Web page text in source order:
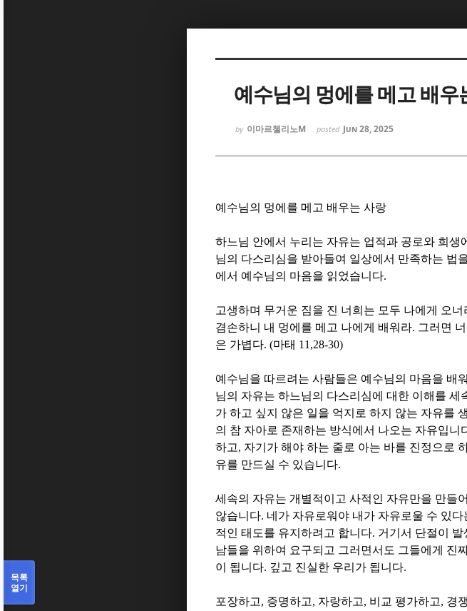
예수님의 멍에를 메고 배우
by 이마르첼리노M posted Jun 28, 2025
예수님의 멍에를 메고 배우는 사랑
하느님 안에서 누리는 자유는 업적과 공로와 희생
님의 다스리심을 받아들여 일상에서 만족하는 법
에서 예수님의 마음을 읽었습니다.
고생하며 무거운 짐을 진 너희는 모두 나에게 오너
겸손하니 내 멍에를 메고 나에게 배워라. 그러면
은 가볍다. (마태 11,28-30)
예수님을 따르려는 사람들은 예수님의 마음을 배
님의 자유는 하느님의 다스리심에 대한 이해를
가 하고 싶지 않은 일을 억지로 하지 않는 자유를
의 참 자아로 존재하는 방식에서 나오는 자유입니
하고, 자기가 해야 하는 줄로 아는 바를 진정으로
유를 만드실 수 있습니다.
세속의 자유는 개별적이고 사적인 자유만을 만들
않습니다. 네가 자유로워야 내가 자유로울 수 있
적인 태도를 유지하려고 합니다. 거기서 단절이
남들을 위하여 요구되고 그러면서도 그들에게 진
이 됩니다. 깊고 진실한 우리가 됩니다.
포장하고, 증명하고, 자랑하고, 비교 평가하고, 경
목록
열기
Sketchbook5, 스케치북5
Sketchbook5, 스케치북5